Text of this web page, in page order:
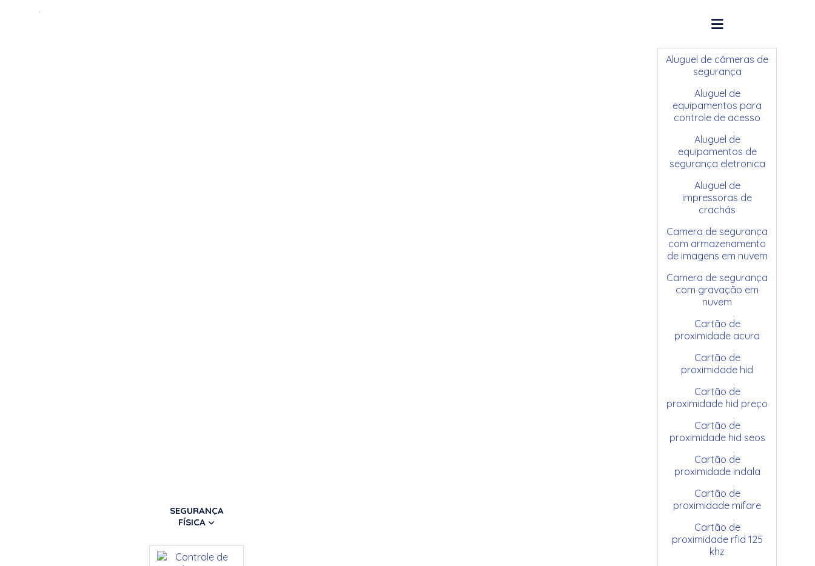
SEGURANÇA
FÍSICA
Aluguel de câmeras de
segurança
Aluguel de
equipamentos para
controle de acesso
Aluguel de
equipamentos de
segurança eletronica
Aluguel de
impressoras de
crachás
Camera de segurança
com armazenamento
de imagens em nuvem
Camera de segurança
com gravação em
nuvem
Cartão de
proximidade acura
Cartão de
proximidade hid
Cartão de
proximidade hid preço
Cartão de
proximidade hid seos
Cartão de
proximidade indala
Cartão de
proximidade mifare
Cartão de
proximidade rfid 125
khz